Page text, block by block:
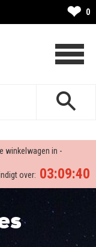
❤ 0
winkelwagen in -
03:09:40
over: